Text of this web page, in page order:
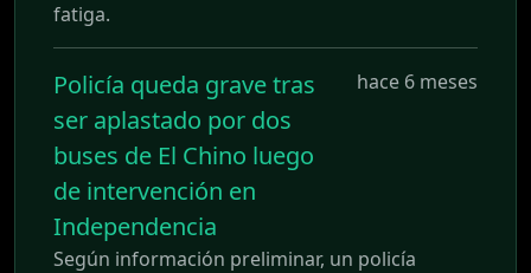
fatiga.
Policía queda grave tras
ser aplastado por dos
buses de El Chino luego
de intervención en
Independencia
hace 6 meses
Según información preliminar, un policía